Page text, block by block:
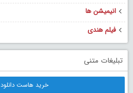
انیمیشن ها
فیلم هندی
تبلیغات متنی
خرید هاست دانلود